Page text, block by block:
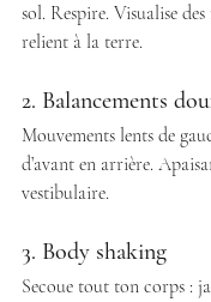
sol. Respire. Visualise
relient à la terre.
2. Balancements
Mouvements lents de
d’avant en arrière.
vestibulaire.
3. Body shaking
Secoue tout ton corps :